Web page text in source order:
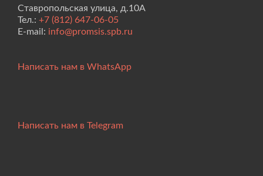
Ставропольская улица, д.10А
Тел.: +7 (812) 647-06-05
E-mail: info@promsis.spb.ru
Написать нам в WhatsApp
Написать нам в Telegram